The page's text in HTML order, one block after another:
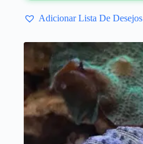
Adicionar Lista De Desejos